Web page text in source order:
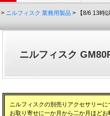
> ニルフィスク 業務用製品 > 【8/6 13時
ニルフィスク
ニルフィスクの別売りアクセサリー
お取り寄せに一か月から二か月ほどお